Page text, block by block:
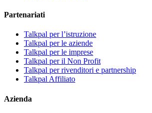
Partenariati
Talkpal per l’istruzione
Talkpal per le aziende
Talkpal per le imprese
Talkpal per il Non Profit
Talkpal per rivenditori e partnership
Talkpal Affiliato
Azienda